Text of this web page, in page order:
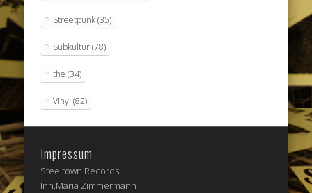
Streetpunk(35)
Subkultur(78)
the (34)
Vinyl (82)
Impressum
Steeltown Records
Inh.Maria Zimmermann